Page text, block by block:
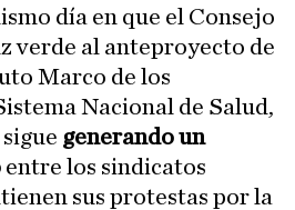
día en que el Consejo
verde al anteproyecto de
Marco de los
Nacional de Salud,
generando un
entre los sindicatos
sus protestas por la